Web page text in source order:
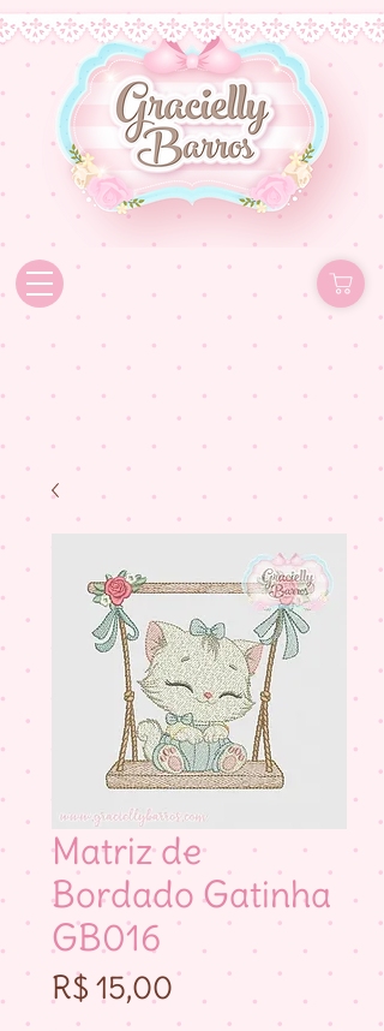
Matriz de
Bordado Gatinha
GB016
R$ 15,00Preço